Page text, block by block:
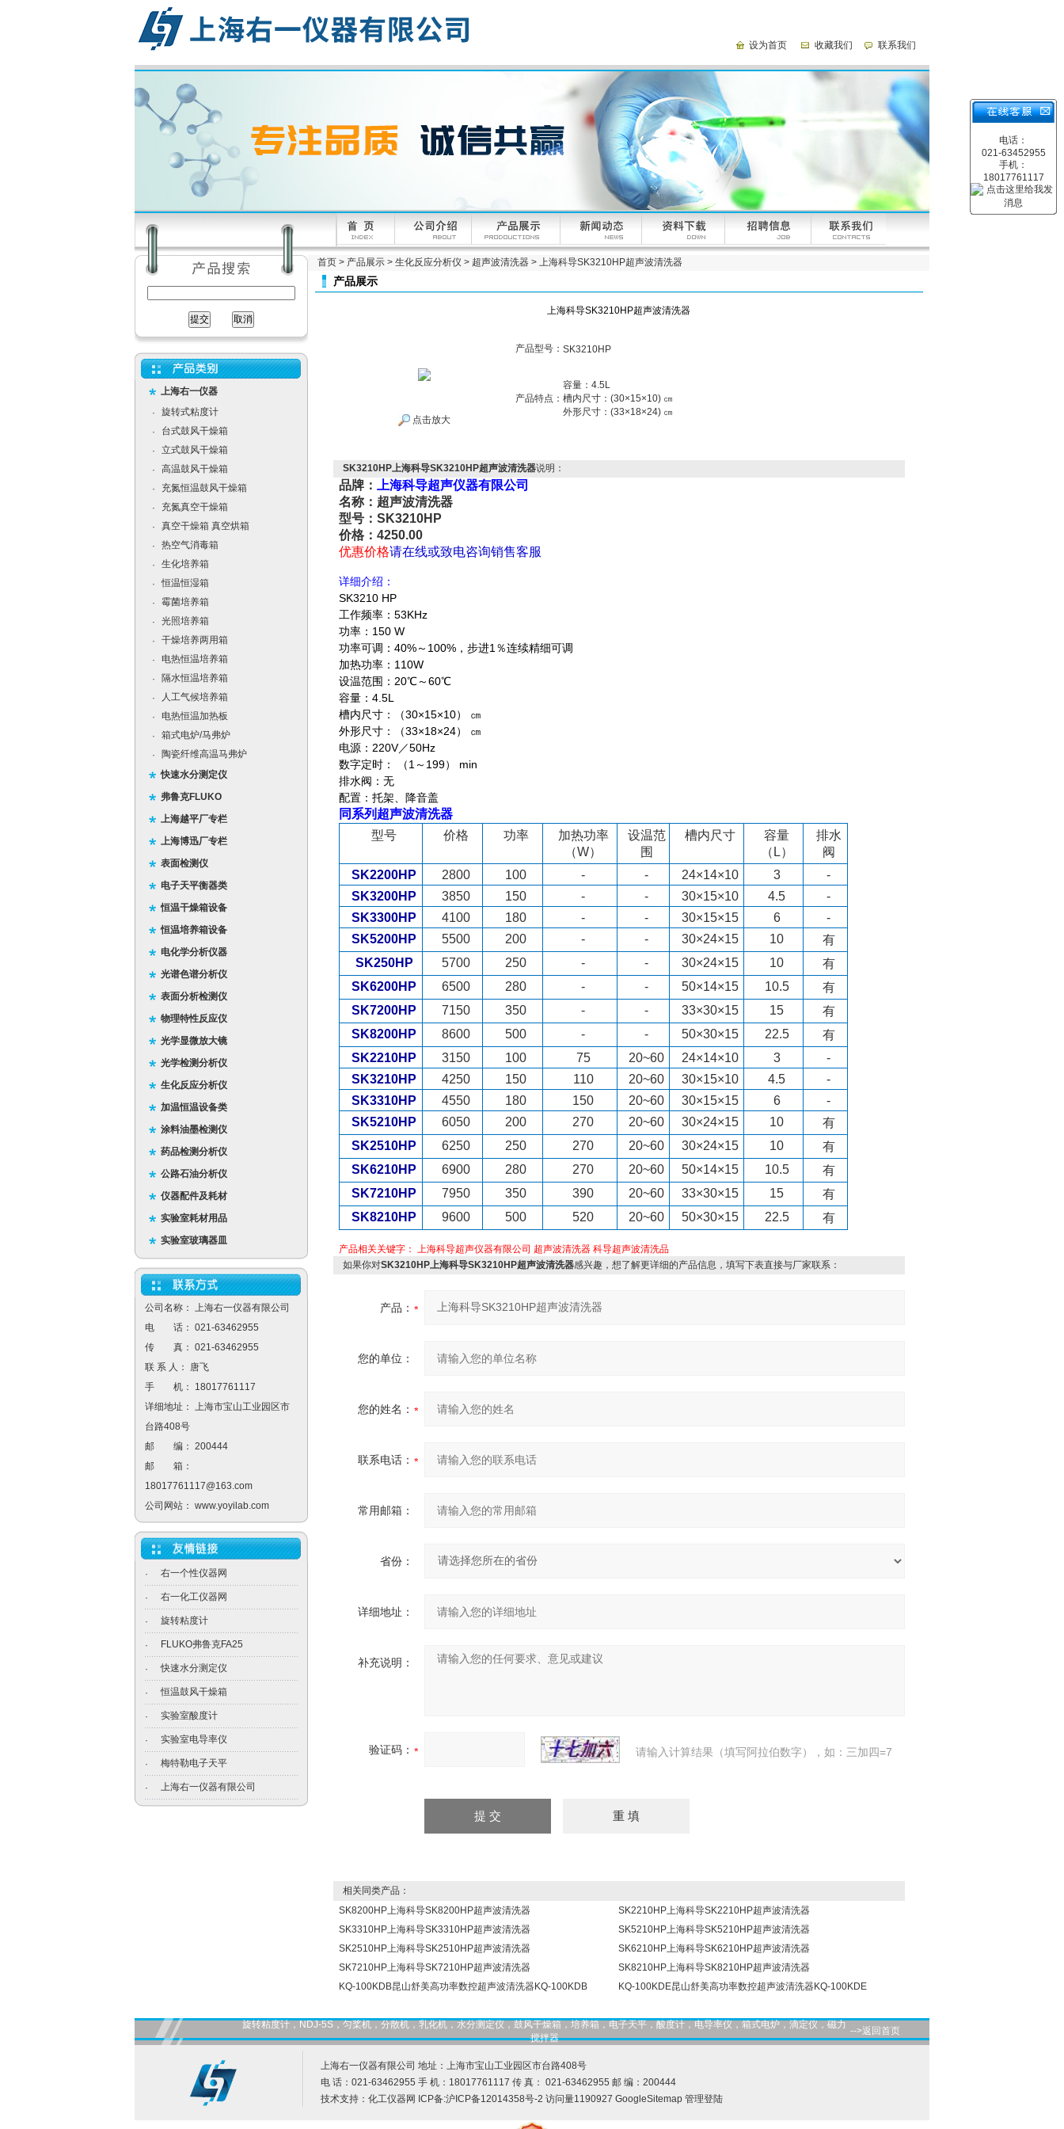
设为首页 收藏我们 联系我们
电话：
021-63452955
手机：
18017761117
上海右一仪器
·
旋转式粘度计
·
台式鼓风干燥箱
·
立式鼓风干燥箱
·
高温鼓风干燥箱
·
充氮恒温鼓风干燥箱
·
充氮真空干燥箱
·
真空干燥箱 真空烘箱
·
热空气消毒箱
·
生化培养箱
·
恒温恒湿箱
·
霉菌培养箱
·
光照培养箱
·
干燥培养两用箱
·
电热恒温培养箱
·
隔水恒温培养箱
·
人工气候培养箱
·
电热恒温加热板
·
箱式电炉/马弗炉
·
陶瓷纤维高温马弗炉
快速水分测定仪
弗鲁克FLUKO
上海越平厂专栏
上海博迅厂专栏
表面检测仪
电子天平衡器类
恒温干燥箱设备
恒温培养箱设备
电化学分析仪器
光谱色谱分析仪
表面分析检测仪
物理特性反应仪
光学显微放大镜
光学检测分析仪
生化反应分析仪
加温恒温设备类
涂料油墨检测仪
药品检测分析仪
公路石油分析仪
仪器配件及耗材
实验室耗材用品
实验室玻璃器皿
公司名称： 上海右一仪器有限公司
电 话： 021-63462955
传 真： 021-63462955
联 系 人： 唐飞
手 机： 18017761117
详细地址： 上海市宝山工业园区市
台路408号
邮 编： 200444
邮 箱：
18017761117@163.com
公司网站： www.yoyilab.com
· 右一个性仪器网
· 右一化工仪器网
· 旋转粘度计
· FLUKO弗鲁克FA25
· 快速水分测定仪
· 恒温鼓风干燥箱
· 实验室酸度计
· 实验室电导率仪
· 梅特勒电子天平
· 上海右一仪器有限公司
首页 > 产品展示 > 生化反应分析仪 > 超声波清洗器 > 上海科导SK3210HP超声波清洗器
产品展示
上海科导SK3210HP超声波清洗器
点击放大
产品型号： SK3210HP
产品特点：
容量：4.5L
槽内尺寸：(30×15×10) ㎝
外形尺寸：(33×18×24) ㎝
SK3210HP上海科导SK3210HP超声波清洗器说明：
品牌：
上海科导超声仪器有限公司
名称：超声波清洗器
型号：SK3210HP
价格：4250.00
优惠价格请在线或致电咨询销售客服
详细介绍：
SK3210 HP
工作频率：53KHz
功率：150 W
功率可调：40%～100%，步进1％连续精细可调
加热功率：110W
设温范围：20℃～60℃
容量：4.5L
槽内尺寸：（30×15×10） ㎝
外形尺寸：（33×18×24） ㎝
电源：220V／50Hz
数字定时： （1～199） min
排水阀：无
配置：托架、降音盖
同系列超声波清洗器
型号
价格 功率
加热功率
（W）
设温范
围
槽内尺寸
容量
（ L）
排水
阀
SK2200HP
2800 100 - - 24×14×10 3
-
SK3200HP
3850 150 - - 30×15×10 4.5
-
SK3300HP
4100 180 - - 30×15×15 6
-
SK5200HP
5500 200 - - 30×24×15 10
有
SK250HP
5700 250 - - 30×24×15 10
有
SK6200HP
6500 280 - - 50×14×15 10.5
有
SK7200HP
7150 350 - - 33×30×15 15
有
SK8200HP
8600 500 - - 50×30×15 22.5
有
SK2210HP
3150 100 75 20~60 24×14×10 3
-
SK3210HP
4250 150 110 20~60 30×15×10 4.5
-
SK3310HP
4550 180 150 20~60 30×15×15 6
-
SK5210HP
6050 200 270 20~60 30×24×15 10
有
SK2510HP
6250 250 270 20~60 30×24×15 10
有
SK6210HP
6900 280 270 20~60 50×14×15 10.5
有
SK7210HP
7950 350 390 20~60 33×30×15 15
有
SK8210HP
9600 500 520 20~60 50×30×15 22.5 有
产品相关关键字： 上海科导超声仪器有限公司 超声波清洗器 科导超声波清洗品
如果你对SK3210HP上海科导SK3210HP超声波清洗器感兴趣，想了解更详细的产品信息，填写下表直接与厂家联系：
产品：
您的单位：
您的姓名：
联系电话：
常用邮箱：
省份：
详细地址：
补充说明：
验证码： 请输入计算结果（填写阿拉伯数字），如：三加四=7
相关同类产品：
SK8200HP上海科导SK8200HP超声波清洗器
SK2210HP上海科导SK2210HP超声波清洗器
SK3310HP上海科导SK3310HP超声波清洗器
SK5210HP上海科导SK5210HP超声波清洗器
SK2510HP上海科导SK2510HP超声波清洗器
SK6210HP上海科导SK6210HP超声波清洗器
SK7210HP上海科导SK7210HP超声波清洗器
SK8210HP上海科导SK8210HP超声波清洗器
KQ-100KDB昆山舒美高功率数控超声波清洗器KQ-100KDB
KQ-100KDE昆山舒美高功率数控超声波清洗器KQ-100KDE
旋转粘度计，NDJ-5S，匀桨机，分散机，乳化机，水分测定仪，鼓风干燥箱，培养箱，电子天平，酸度计，电导率仪，箱式电炉，滴定仪，磁力
搅拌器
-->返回首页
上海右一仪器有限公司 地址：上海市宝山工业园区市台路408号
电 话：021-63462955 手 机：18017761117 传 真： 021-63462955 邮 编：200444
技术支持： 化工仪器网 ICP备:沪ICP备12014358号-2 访问量1190927 GoogleSitemap 管理登陆